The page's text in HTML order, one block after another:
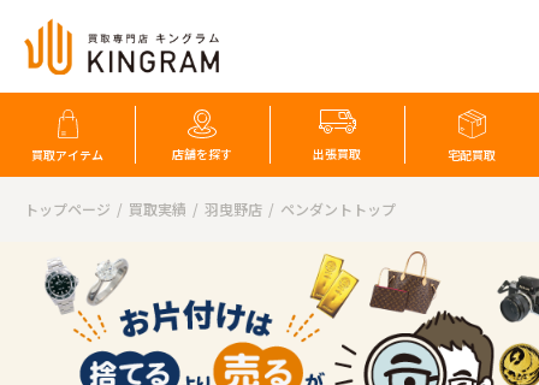
買取アイテム 店舗を探す 出張買取 宅配買取
トップページ 買取実績 羽曳野店 ペンダントトップ